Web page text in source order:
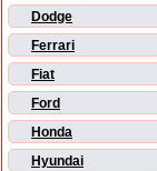
Dodge
Ferrari
Fiat
Ford
Honda
Hyundai